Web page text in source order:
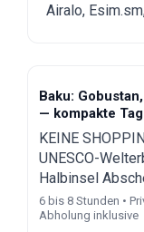
Airalo,
Baku:
— kompakte
KEINE
UNESCO-
Halbinsel
und des
6 bis 8 Stunden •
Abholung inklusive